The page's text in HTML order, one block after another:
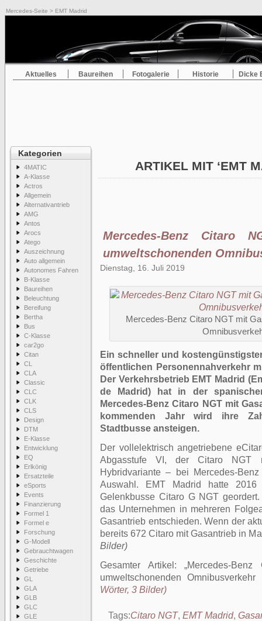
Mercedes-Seite > EMT Madrid
Aktuelles Baureihen Fotogalerie Historie Dicke
Kategorien
4MATIC
A-Klasse
Actros
Allgemein
Alternativantrieb
AMG
Antos
Arocs
Atego
Auszeichnung
Auto allgemein
Autonomes Fahren
B-Klasse
Baureihen
Beleuchtung
Bereifung
Bertha
Bus
C-Klasse
car2go
Citan
CL
CLA
Classic
CLC
CLK
CLS
Design
DTM
E-Klasse
Entwicklung
EQ
Erlkönig
Ersatzteile
eSports
Events
Finanzierung
Formel 1
Formel e
Forschung
G-Modell
Gebrauchtwagen
Geschichte
Getriebe
GL
GLA
GLB
GLC
GLE
ARTIKEL MIT ‘EMT
Mercedes-Benz Citaro
umweltschonenden
Dienstag, 16. Juli 2019
Mercedes-Benz Citaro NGT mit
Ein schneller und
öffentlichen Personennahverkehr
Der Verkehrsbetrieb EMT Madrid
de Madrid) hat in der
Mercedes-Benz Citaro NGT mit
kommenden Jahr wird ihre
Stadtbusse ansteigen.
Der vollelektrisch angetriebene
Abgasstufe VI, der Citaro NGT
Hybridvariante – bei Mercedes-
Auswahl. EMT Madrid hatte
Gelenkbusse Citaro G NGT
das Unternehmen in mehreren
Gasantrieb entschieden. Wenn der
bereits 672 Citaro mit Gasantrieb in
Bilder)
Gesamter Artikel: Mercedes-
umweltschonenden
Wörter, 3 Bilder)
Tags:Citaro NGT, EMT Madrid,